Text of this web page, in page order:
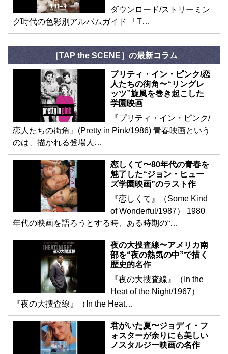
ダウンロード/ストリーミン
グ時代の色彩別アルバムガイド 「T…
［TAP the SCENE］の最新コラム
プリティ・イン・ピンク/恋
人たちの街角〜“リングレ
ッツ”旋風を巻き起こした
学園映画
『プリティ・イン・ピンク/
恋人たちの街角』(Pretty in Pink/1986) 青春映画という
のは、描かれる登場人…
恋しくて〜80年代の青春を
魅了した“ジョン・ヒュー
ズ学園映画”のラスト作
『恋しくて』（Some Kind
of Wonderful/1987） 1980
年代の映画を語ろうとする時、ある時期の“…
夜の大捜査線〜アメリカ南
部を“夜の熱気の中”で描く
歴史的名作
『夜の大捜査線』（In the
Heat of the Night/1967）
『夜の大捜査線』（In the Heat…
君がいた夏〜ジョディ・フ
ォスターが余りにも美しい
ノスタルジー映画の名作